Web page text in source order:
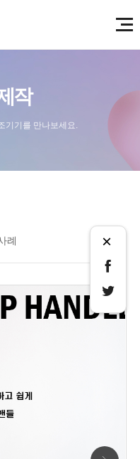
작
기기를 만나보세요.
례 ×